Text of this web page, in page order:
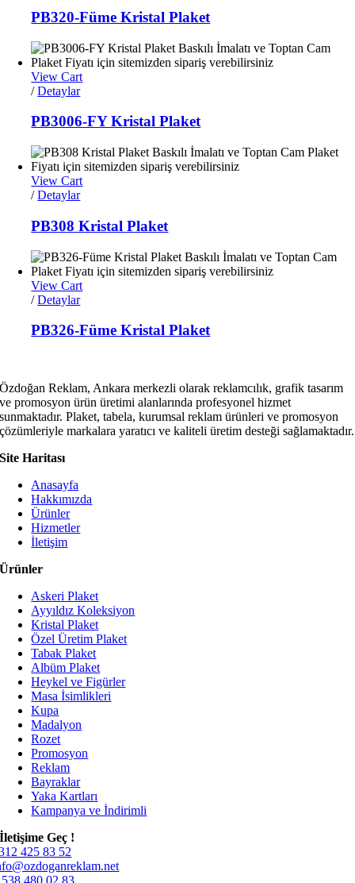
PB320-Füme Kristal Plaket
View Cart
/ Detaylar
PB3006-FY Kristal Plaket
View Cart
/ Detaylar
PB308 Kristal Plaket
View Cart
/ Detaylar
PB326-Füme Kristal Plaket
Özdoğan Reklam, Ankara merkezli olarak reklamcılık, grafik tasarım
ve promosyon ürün üretimi alanlarında profesyonel hizmet
sunmaktadır. Plaket, tabela, kurumsal reklam ürünleri ve promosyon
çözümleriyle markalara yaratıcı ve kaliteli üretim desteği sağlamaktadır.
Site Haritası
Anasayfa
Hakkımızda
Ürünler
Hizmetler
İletişim
Ürünler
Askeri Plaket
Ayyıldız Koleksiyon
Kristal Plaket
Özel Üretim Plaket
Tabak Plaket
Albüm Plaket
Heykel ve Figürler
Masa İsimlikleri
Kupa
Madalyon
Rozet
Promosyon
Reklam
Bayraklar
Yaka Kartları
Kampanya ve İndirimli
İletişime Geç !
425 83 52
480 02 83